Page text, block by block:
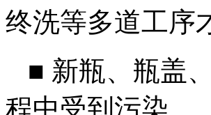
终洗等多道工序
■ 新瓶、瓶盖
程中受到污染